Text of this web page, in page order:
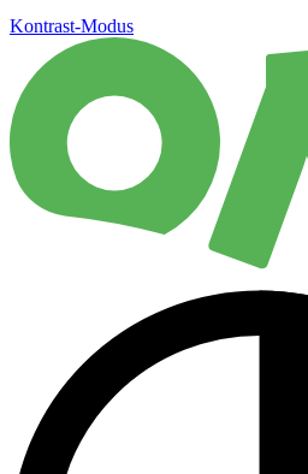
Kontrast-Modus